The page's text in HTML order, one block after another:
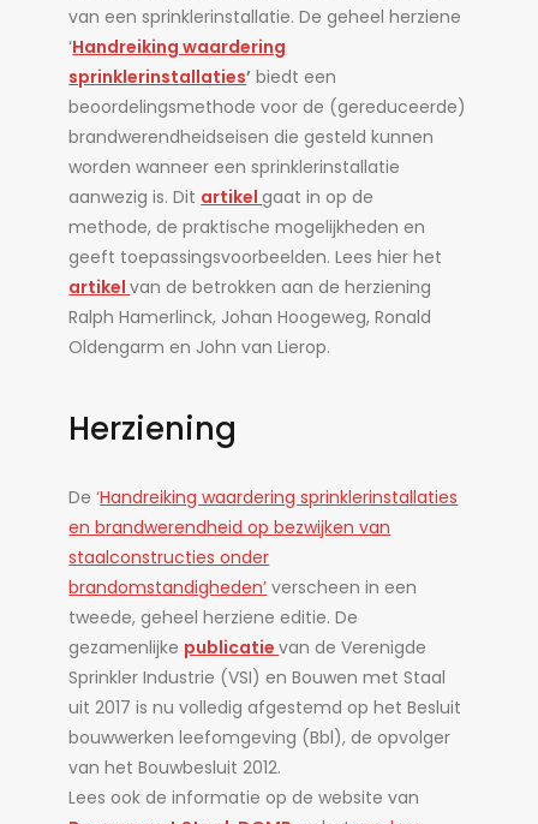
van een sprinklerinstallatie. De geheel herziene
‘Handreiking waardering
sprinklerinstallaties’ biedt een
beoordelingsmethode voor de (gereduceerde)
brandwerendheidseisen die gesteld kunnen
worden wanneer een sprinklerinstallatie
aanwezig is. Dit artikelgaat in op de
methode, de praktische mogelijkheden en
geeft toepassingsvoorbeelden. Lees hier het
artikelvan de betrokken aan de herziening
Ralph Hamerlinck, Johan Hoogeweg, Ronald
Oldengarm en John van Lierop.
Herziening
De ‘Handreiking waardering sprinklerinstallaties
en brandwerendheid op bezwijken van
staalconstructies onder
brandomstandigheden’ verscheen in een
tweede, geheel herziene editie. De
gezamenlijke publicatievan de Verenigde
Sprinkler Industrie (VSI) en Bouwen met Staal
uit 2017 is nu volledig afgestemd op het Besluit
bouwwerken leefomgeving (Bbl), de opvolger
van het Bouwbesluit 2012.
Lees ook de informatie op de website van